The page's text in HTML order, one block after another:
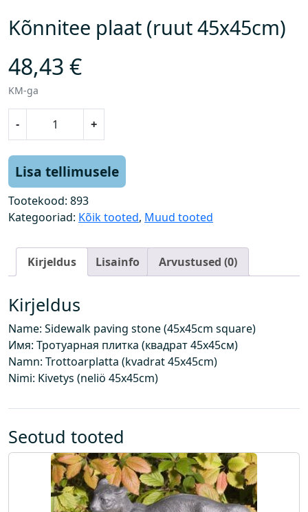
Kõnnitee plaat (ruut 45x45cm)
48,43 €
KM-ga
-
i
t
e
a
a
t
(
r
u
u
4
5
x
+
Lisa tellimusele
Tootekood: 893
Kategooriad: Kõik tooted, Muud tooted
Kirjeldus Lisainfo Arvustused (0)
Kirjeldus
Name: Sidewalk paving stone (45x45cm square)
Имя: Тротуарная плитка (квадрат 45x45cм)
Namn: Trottoarplatta (kvadrat 45x45cm)
Nimi: Kivetys (neliö 45x45cm)
Seotud tooted